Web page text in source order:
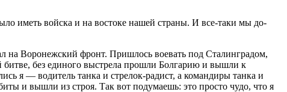
иметь войска и на востоке нашей страны. И все-таки мы до­
на Воронежский фронт. Пришлось вое­вать под Сталинградом,
без единого выстрела прошли Болгарию и вышли к
я — водитель танка и стрелок-радист, а командиры танка и
и вышли из строя. Так вот подумаешь: это просто чудо, что я